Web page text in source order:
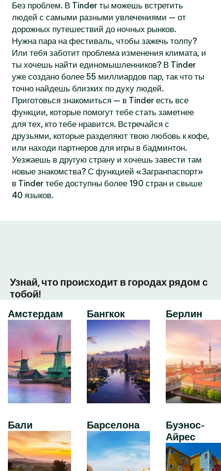
Без проблем. В Tinder ты можешь встретить
людей с самыми разными увлечениями — от
дорожных путешествий до ночных рынков.
Нужна пара на фестиваль, чтобы зажечь толпу?
Или тебя заботит проблема изменения климата, и
ты хочешь найти единомышленников? В Tinder
уже создано более 55 миллиардов пар, так что ты
точно найдешь близких по духу людей.
Приготовься знакомиться — в Tinder есть все
функции, которые помогут тебе стать заметнее
для тех, кто тебе нравится. Встречайся с
друзьями, которые разделяют твою любовь к кофе,
или находи партнеров для игры в бадминтон.
Уезжаешь в другую страну и хочешь завести там
новые знакомства? С функцией «Загранпаспорт»
в Tinder тебе доступны более 190 стран и свыше
40 языков.
Узнай, что происходит в городах рядом с
тобой!
Амстердам
Бали
Бангкок
Барселона
Берлин
Буэнос-
Айрес